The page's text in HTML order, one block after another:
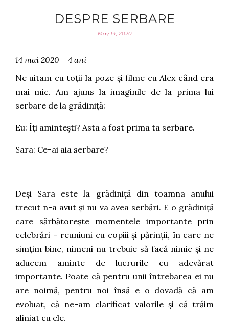
DESPRE SERBARE
May 14, 2020
14 mai 2020 – 4 ani
Ne uitam cu toții la poze și filme cu Alex când era
mai mic. Am ajuns la imaginile de la prima lui
serbare de la grădiniță:
Eu: Îți amintești? Asta a fost prima ta serbare.
Sara: Ce-ai aia serbare?
Deși Sara este la grădiniță din toamna anului
trecut n-a avut și nu va avea serbări. E o grădiniță
care sărbătorește momentele importante prin
celebrări – reuniuni cu copiii și părinții, în care ne
simțim bine, nimeni nu trebuie să facă nimic și ne
aducem aminte de lucrurile cu adevărat
importante. Poate că pentru unii întrebarea ei nu
are noimă, pentru noi însă e o dovadă că am
evoluat, că ne-am clarificat valorile și că trăim
aliniat cu ele.